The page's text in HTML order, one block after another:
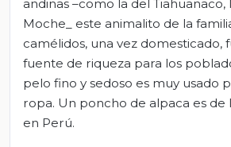
andinas –como la del Tiahuanaco,
Moche_ este animalito de la
camélidos, una vez domesticado,
fuente de riqueza para los
pelo fino y sedoso es muy usado
ropa. Un poncho de alpaca es de
en Perú.